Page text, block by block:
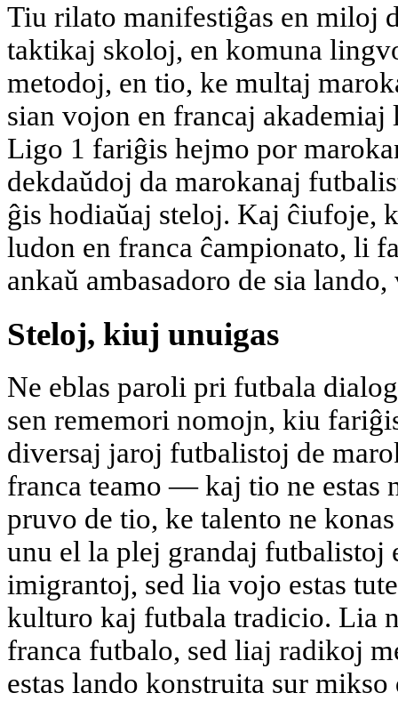
Tiu rilato manifestiĝas en miloj
taktikaj skoloj, en komuna
metodoj, en tio, ke multaj
sian vojon en francaj akademiaj
Ligo 1 fariĝis hejmo por
dekdaŭdoj da marokanaj
ĝis hodiaŭaj steloj. Kaj ĉiufoje,
ludon en franca ĉampionato, li
ankaŭ ambasadoro de sia
Steloj, kiuj unuigas
Ne eblas paroli pri futbala
sen rememori nomojn, kiu
diversaj jaroj futbalistoj de
franca teamo — kaj tio ne estas
pruvo de tio, ke talento ne
unu el la plej grandaj futbalistoj
imigrantoj, sed lia vojo estas
kulturo kaj futbala tradicio. Lia
franca futbalo, sed liaj radikoj
estas lando konstruita sur